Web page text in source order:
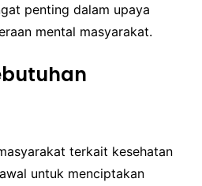
penting dalam upaya
mental masyarakat.
terkait kesehatan
untuk menciptakan